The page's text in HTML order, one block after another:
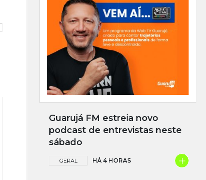
Guarujá FM estreia novo
podcast de entrevistas neste
sábado
GERAL HÁ 4 HORAS +